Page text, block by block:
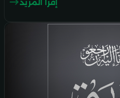
إقرأ المزيد